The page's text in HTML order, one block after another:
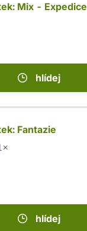
Mix - Expedice
hlídej
Fantazie
hlídej